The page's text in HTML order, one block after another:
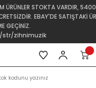
ÜRÜNLER STOKTA VARDIR,
EBAY'DE SATIŞTAKİ
GEÇİNİZ.
zihnimuzik